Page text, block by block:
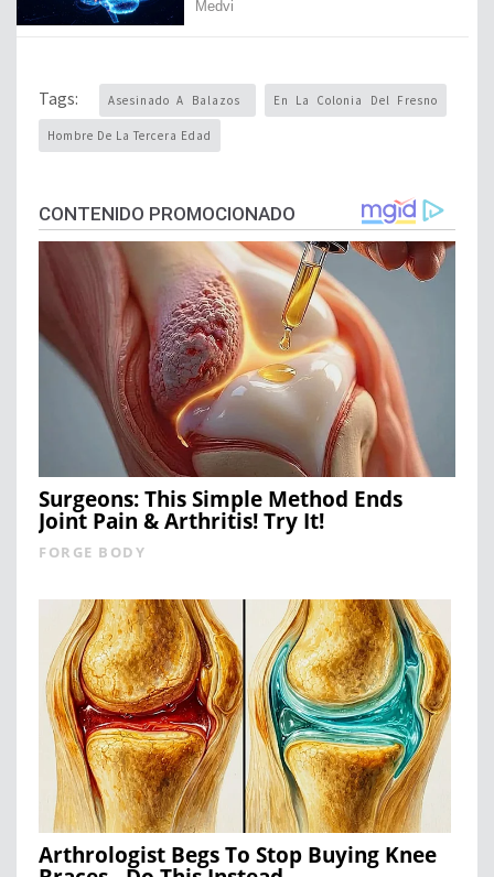
Tags: Asesinado A Balazos En La Colonia Del Fresno
Hombre De La Tercera Edad
CONTENIDO PROMOCIONADO
Surgeons: This Simple Method Ends
Joint Pain & Arthritis! Try It!
FORGE BODY
Arthrologist Begs To Stop Buying Knee